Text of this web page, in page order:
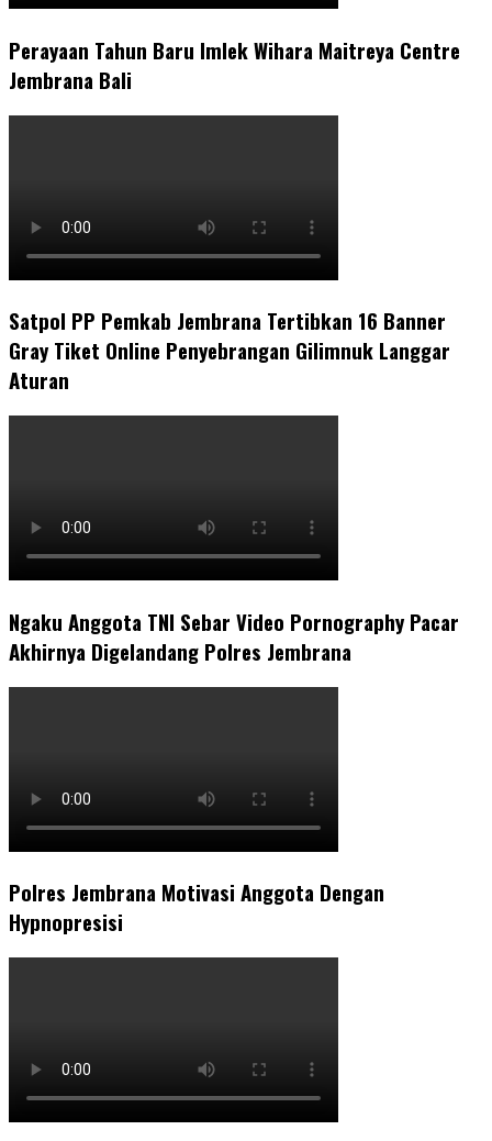
Perayaan Tahun Baru Imlek Wihara Maitreya Centre
Jembrana Bali
Satpol PP Pemkab Jembrana Tertibkan 16 Banner
Gray Tiket Online Penyebrangan Gilimnuk Langgar
Aturan
Ngaku Anggota TNI Sebar Video Pornography Pacar
Akhirnya Digelandang Polres Jembrana
Polres Jembrana Motivasi Anggota Dengan
Hypnopresisi